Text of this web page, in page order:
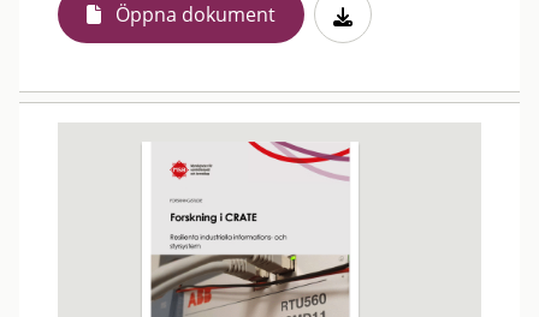
Öppna dokument